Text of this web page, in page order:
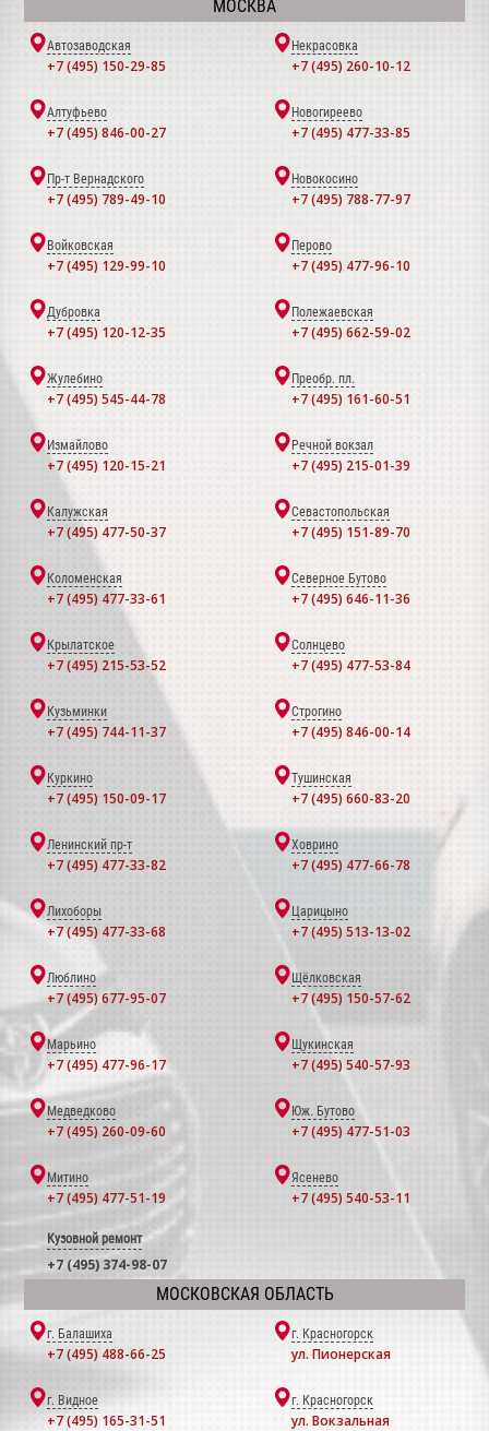
МОСКВА
Автозаводская
+7 (495) 150-29-85
Некрасовка
+7 (495) 260-10-12
Алтуфьево
+7 (495) 846-00-27
Новогиреево
+7 (495) 477-33-85
Пр-т Вернадского
+7 (495) 789-49-10
Новокосино
+7 (495) 788-77-97
Войковская
+7 (495) 129-99-10
Перово
+7 (495) 477-96-10
Дубровка
+7 (495) 120-12-35
Полежаевская
+7 (495) 662-59-02
Жулебино
+7 (495) 545-44-78
Преобр. пл.
+7 (495) 161-60-51
Измайлово
+7 (495) 120-15-21
Речной вокзал
+7 (495) 215-01-39
Калужская
+7 (495) 477-50-37
Севастопольская
+7 (495) 151-89-70
Коломенская
+7 (495) 477-33-61
Северное Бутово
+7 (495) 646-11-36
Крылатское
+7 (495) 215-53-52
Солнцево
+7 (495) 477-53-84
Кузьминки
+7 (495) 744-11-37
Строгино
+7 (495) 846-00-14
Куркино
+7 (495) 150-09-17
Тушинская
+7 (495) 660-83-20
Ленинский пр-т
+7 (495) 477-33-82
Ховрино
+7 (495) 477-66-78
Лихоборы
+7 (495) 477-33-68
Царицыно
+7 (495) 513-13-02
Люблино
+7 (495) 677-95-07
Щёлковская
+7 (495) 150-57-62
Марьино
+7 (495) 477-96-17
Щукинская
+7 (495) 540-57-93
Медведково
+7 (495) 260-09-60
Юж. Бутово
+7 (495) 477-51-03
Митино
+7 (495) 477-51-19
Ясенево
+7 (495) 540-53-11
Кузовной ремонт
+7 (495) 374-98-07
МОСКОВСКАЯ ОБЛАСТЬ
г. Балашиха
+7 (495) 488-66-25
г. Красногорск
ул. Пионерская
г. Видное
+7 (495) 165-31-51
г. Красногорск
ул. Вокзальная